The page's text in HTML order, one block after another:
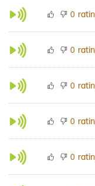
0
0
0
0
0